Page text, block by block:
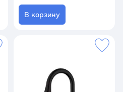
В корзину